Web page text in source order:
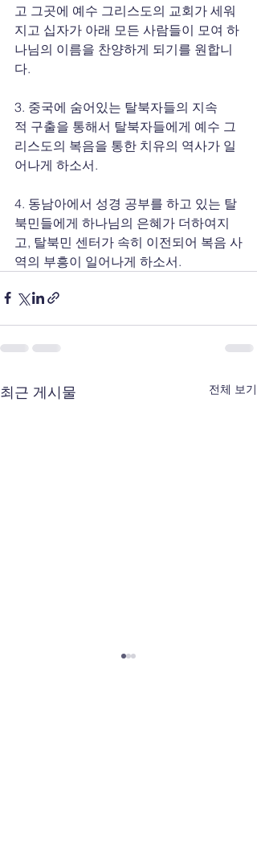
고 그곳에 예수 그리스도의 교회가 세워
지고 십자가 아래 모든 사람들이 모여 하
나님의 이름을 찬양하게 되기를 원합니
다.
3. 중국에 숨어있는 탈북자들의 지속
적 구출을 통해서 탈북자들에게 예수 그
리스도의 복음을 통한 치유의 역사가 일
어나게 하소서.
4. 동남아에서 성경 공부를 하고 있는 탈
북민들에게 하나님의 은혜가 더하여지
고, 탈북민 센터가 속히 이전되어 복음 사
역의 부흥이 일어나게 하소서.
최근 게시물 전체 보기